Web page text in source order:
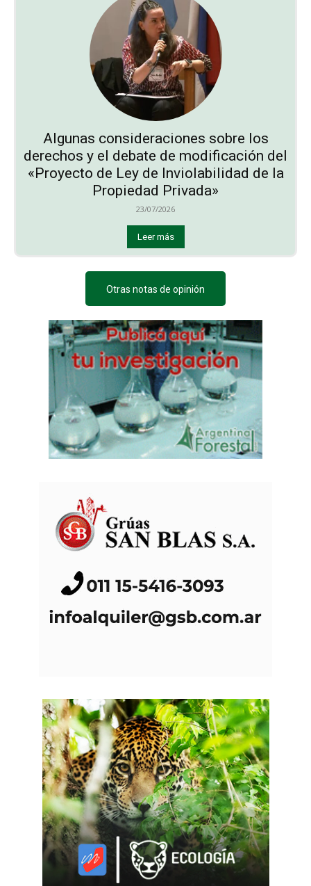
Algunas consideraciones sobre los
derechos y el debate de modificación del
«Proyecto de Ley de Inviolabilidad de la
Propiedad Privada»
23/07/2026
Leer más
Otras notas de opinión